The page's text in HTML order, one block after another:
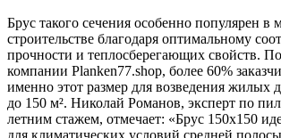
Брус такого сечения особенно популярен в
строительстве благодаря оптимальному
прочности и теплосберегающих свойств.
компании Planken77.shop, более 60%
именно этот размер для возведения жилых
до 150 м². Николай Романов, эксперт по
летним стажем, отмечает: «Брус 150х150